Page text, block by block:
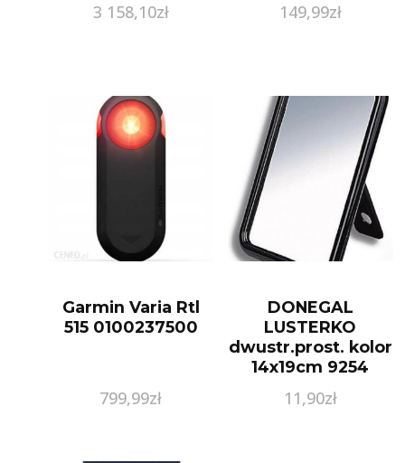
3 158,10zł 149,99zł
Garmin Varia Rtl
515 0100237500
799,99zł
DONEGAL
LUSTERKO
dwustr.prost. kolor
14x19cm 9254
11,90zł